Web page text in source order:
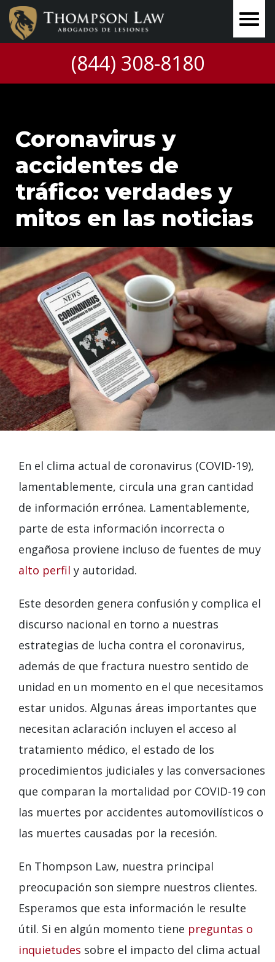
(844) 308-8180
Coronavirus y
accidentes de
tráfico: verdades y
mitos en las noticias
En el clima actual de coronavirus (COVID-19),
lamentablemente, circula una gran cantidad
de información errónea. Lamentablemente,
parte de esta información incorrecta o
engañosa proviene incluso de fuentes de muy
alto perfil y autoridad.
Este desorden genera confusión y complica el
discurso nacional en torno a nuestras
estrategias de lucha contra el coronavirus,
además de que fractura nuestro sentido de
unidad en un momento en el que necesitamos
estar unidos. Algunas áreas importantes que
necesitan aclaración incluyen el acceso al
tratamiento médico, el estado de los
procedimientos judiciales y las conversaciones
que comparan la mortalidad por COVID-19 con
las muertes por accidentes automovilísticos o
las muertes causadas por la recesión.
En Thompson Law, nuestra principal
preocupación son siempre nuestros clientes.
Esperamos que esta información le resulte
útil. Si en algún momento tiene preguntas o
inquietudes sobre el impacto del clima actual